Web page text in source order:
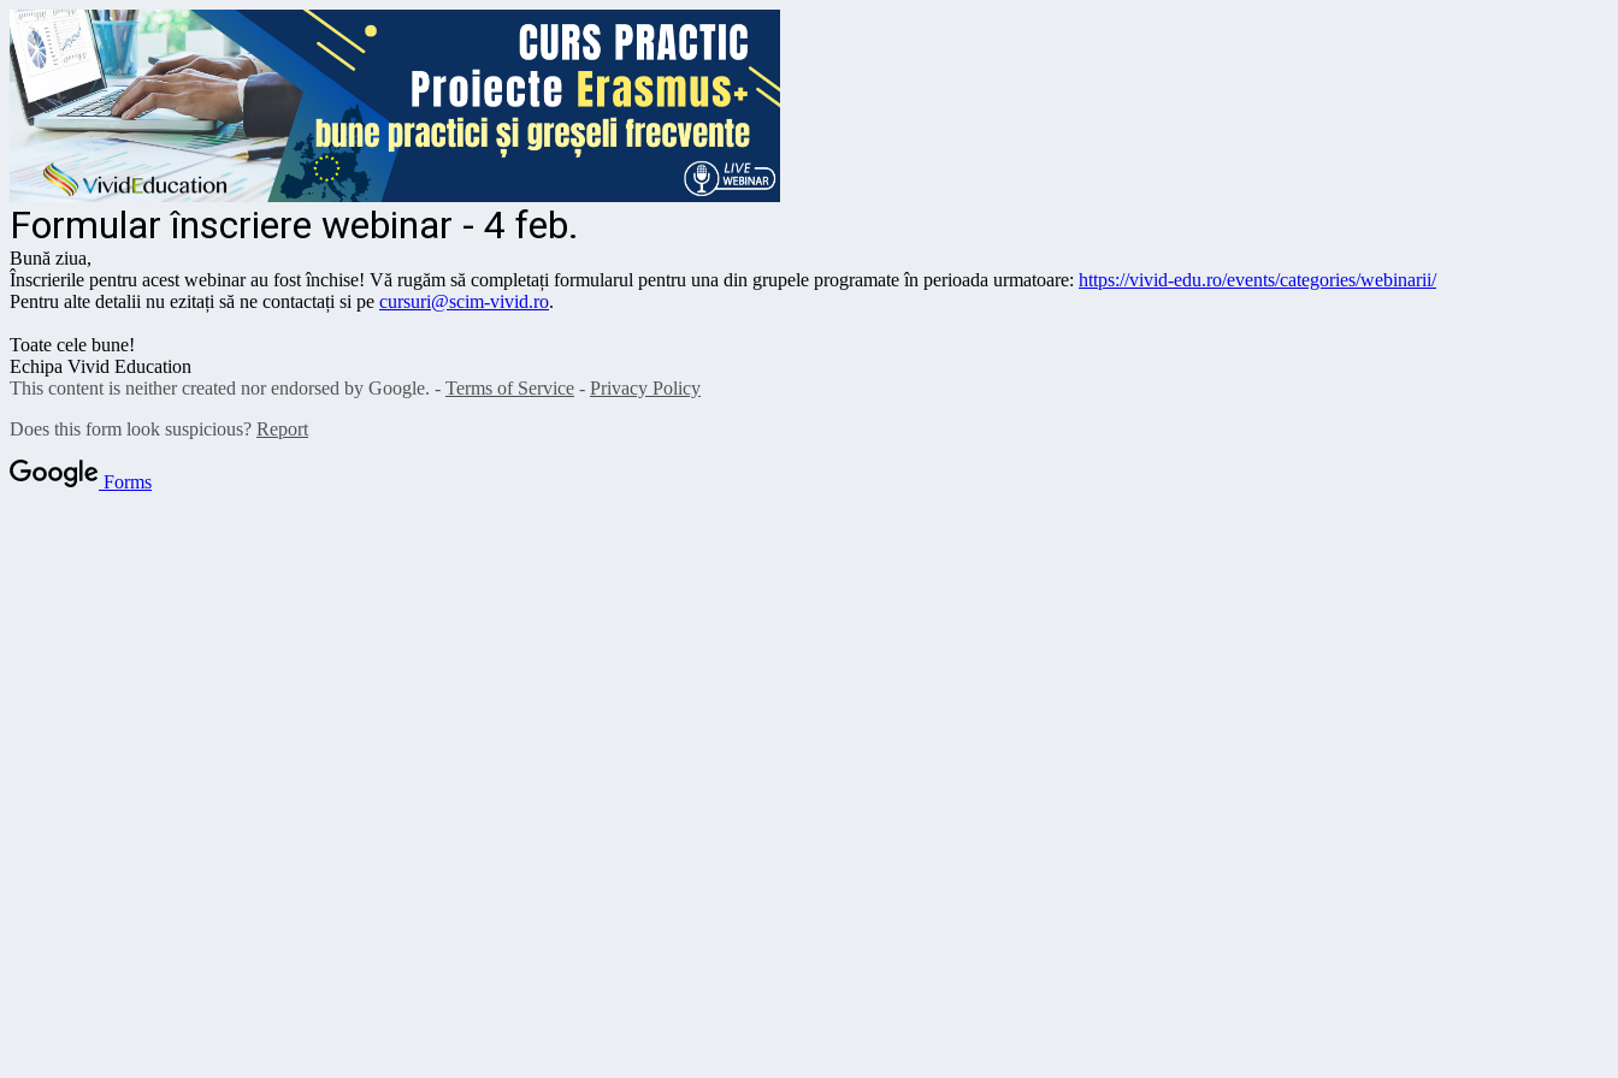
Formular înscriere webinar - 4 feb.
Bună ziua,
Înscrierile pentru acest webinar au fost închise! Vă rugăm să completați formularul pentru una din grupele programate în perioada urmatoare: https://vivid-edu.ro/events/categories/webinarii/
Pentru alte detalii nu ezitați să ne contactați si pe cursuri@scim-vivid.ro.
Toate cele bune!
Echipa Vivid Education
This content is neither created nor endorsed by Google. - Terms of Service - Privacy Policy
Does this form look suspicious? Report
Forms